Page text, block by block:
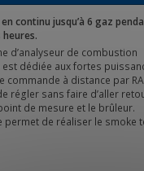
continu jusqu’à 6 gaz
d’analyseur de combustion
est dédiée aux fortes
commande à distance par
régler sans faire d’aller
de mesure et le brûleur.
permet de réaliser le smoke